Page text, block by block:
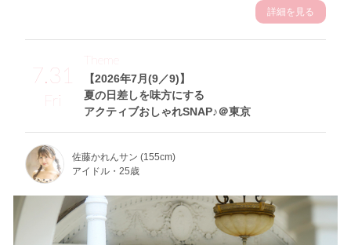
詳細を見る
7.31
Fri
【2026年7月(9／9)】
夏の日差しを味方にする
アクティブおしゃれSNAP♪＠東京
Theme
佐藤かれんサン (155cm)
アイドル・25歳